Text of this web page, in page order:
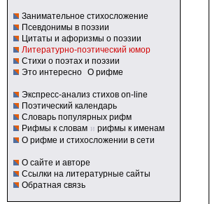
Занимательное стихосложение
Псевдонимы в поэзии
Цитаты и афоризмы о поэзии
Литературно-поэтический юмор
Стихи о поэтах и поэзии
Это интересно О рифме
Экспресс-анализ стихов on-line
Поэтический календарь
Словарь популярных рифм
Рифмы к словам и рифмы к именам
О рифме и стихосложении в сети
О сайте и авторе
Ссылки на литературные сайты
Обратная связь